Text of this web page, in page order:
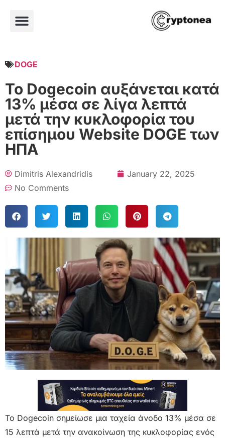
DOGE
Το Dogecoin αυξάνεται κατά
13% μέσα σε λίγα λεπτά
μετά την κυκλοφορία του
επίσημου Website DOGE των
ΗΠΑ
Dimitris Alexandridis
January 22, 2025
No Comments
Το Dogecoin σημείωσε μια ταχεία άνοδο 13% μέσα σε
15 λεπτά μετά την ανακοίνωση της κυκλοφορίας ενός